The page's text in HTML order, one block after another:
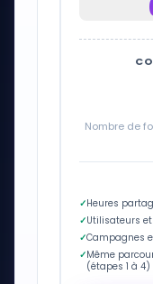
Nombre de
✓Heures
✓Utilisateurs
✓Campagnes
✓Même
(étapes 1 à 4)